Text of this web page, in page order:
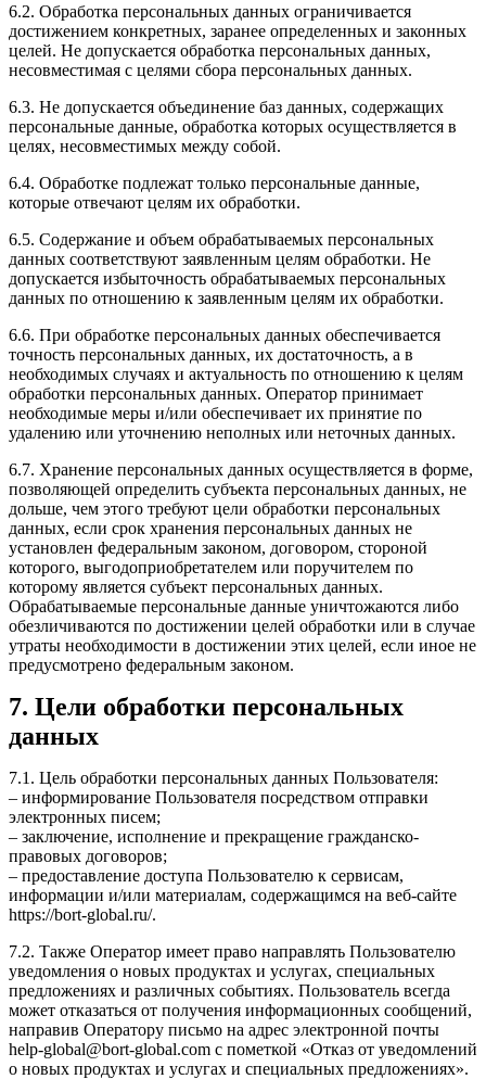
6.2. Обработка персональных данных ограничивается
достижением конкретных, заранее определенных и законных
целей. Не допускается обработка персональных данных,
несовместимая с целями сбора персональных данных.
6.3. Не допускается объединение баз данных, содержащих
персональные данные, обработка которых осуществляется в
целях, несовместимых между собой.
6.4. Обработке подлежат только персональные данные,
которые отвечают целям их обработки.
6.5. Содержание и объем обрабатываемых персональных
данных соответствуют заявленным целям обработки. Не
допускается избыточность обрабатываемых персональных
данных по отношению к заявленным целям их обработки.
6.6. При обработке персональных данных обеспечивается
точность персональных данных, их достаточность, а в
необходимых случаях и актуальность по отношению к целям
обработки персональных данных. Оператор принимает
необходимые меры и/или обеспечивает их принятие по
удалению или уточнению неполных или неточных данных.
6.7. Хранение персональных данных осуществляется в форме,
позволяющей определить субъекта персональных данных, не
дольше, чем этого требуют цели обработки персональных
данных, если срок хранения персональных данных не
установлен федеральным законом, договором, стороной
которого, выгодоприобретателем или поручителем по
которому является субъект персональных данных.
Обрабатываемые персональные данные уничтожаются либо
обезличиваются по достижении целей обработки или в случае
утраты необходимости в достижении этих целей, если иное не
предусмотрено федеральным законом.
7. Цели обработки персональных
данных
7.1. Цель обработки персональных данных Пользователя:
– информирование Пользователя посредством отправки
электронных писем;
– заключение, исполнение и прекращение гражданско-
правовых договоров;
– предоставление доступа Пользователю к сервисам,
информации и/или материалам, содержащимся на веб-сайте
https://bort-global.ru/.
7.2. Также Оператор имеет право направлять Пользователю
уведомления о новых продуктах и услугах, специальных
предложениях и различных событиях. Пользователь всегда
может отказаться от получения информационных сообщений,
направив Оператору письмо на адрес электронной почты
help-global@bort-global.com с пометкой «Отказ от уведомлений
о новых продуктах и услугах и специальных предложениях».